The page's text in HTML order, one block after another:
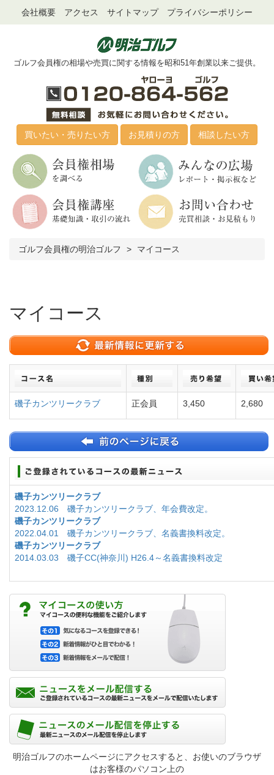
会社概要 アクセス サイトマップ プライバシーポリシー
ゴルフ会員権の相場や売買に関する情報を昭和51年創業以来ご提供。
買いたい・売りたい方 お見積りの方 相談したい方
ゴルフ会員権の明治ゴルフ マイコース
マイコース
磯子カンツリークラブ 正会員 3,450 2,680
磯子カンツリークラブ
2023.12.06 磯子カンツリークラブ、年会費改定。
磯子カンツリークラブ
2022.04.01 磯子カンツリークラブ、名義書換料改定。
磯子カンツリークラブ
2014.03.03 磯子CC(神奈川) H26.4～名義書換料改定
明治ゴルフのホームページにアクセスすると、お使いのブラウザ
はお客様のパソコン上の